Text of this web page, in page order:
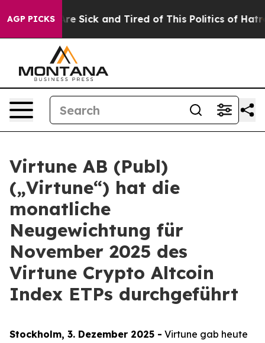
AGP PICKSAre Sick and Tired of This Politics of Hatred”
Virtune AB (Publ)
(„Virtune“) hat die
monatliche
Neugewichtung für
November 2025 des
Virtune Crypto Altcoin
Index ETPs durchgeführt
Stockholm, 3. Dezember 2025 - Virtune gab heute